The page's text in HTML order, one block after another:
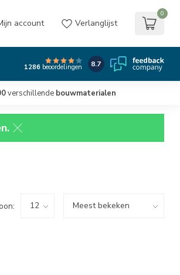
account Verlanglijst
0
1286 beoordelingen 8.7
verschillende bouwmaterialen